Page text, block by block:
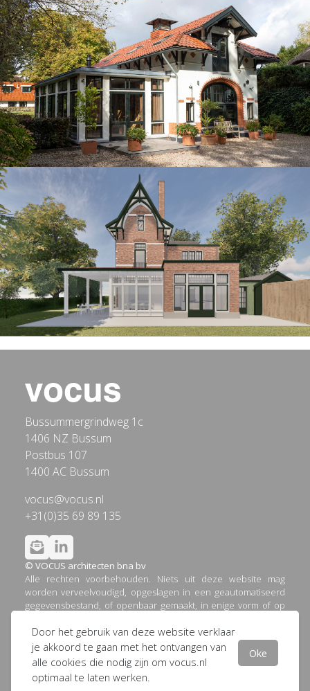
Door het gebruik van deze website verklaar
je akkoord te gaan met het ontvangen van
alle cookies die nodig zijn om vocus.nl
optimaal te laten werken.
Oke
Bussummergrindweg 1c
1406 NZ Bussum
Postbus 107
1400 AC Bussum
vocus@vocus.nl
+31(0)35 69 89 135
© VOCUS architecten bna bv
Alle rechten voorbehouden. Niets uit deze website mag
worden verveelvoudigd, opgeslagen in een geautomatiseerd
gegevensbestand, of openbaar gemaakt, in enige vorm of op
kopieën, of op welke andere manier dan ook, zonder
voorafgaande schriftelijke toestemming van VOCUS
architecten bna bv.